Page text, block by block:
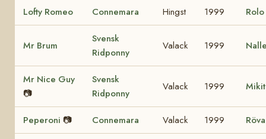
Lofty Romeo Connemara Hingst 1999 Rolo
Mr Brum
Svensk
Ridponny
Valack 1999
Mr Nice Guy
📷
Svensk
Ridponny
Valack 1999
Peperoni 📷 Connemara Valack 1999